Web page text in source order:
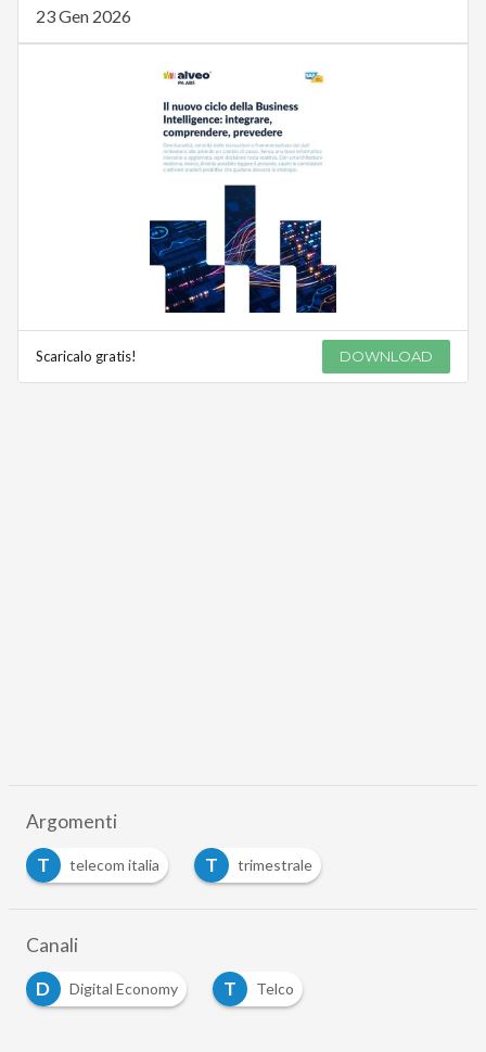
23 Gen 2026
Scaricalo gratis! DOWNLOAD
Argomenti
T
telecom italia T trimestrale
Canali
D
Digital Economy T Telco